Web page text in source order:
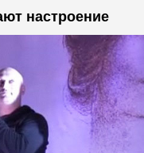
настроение